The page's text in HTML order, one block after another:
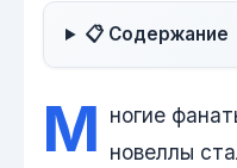
📋 Содержание
М ногие
новеллы